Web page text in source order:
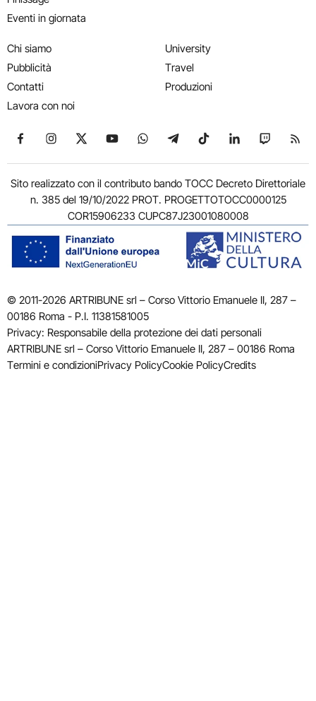
Eventi in giornata
Chi siamo
Pubblicità
Contatti
Lavora con noi
University
Travel
Produzioni
Seguici su Facebook
Seguici su Instagram
Seguici su X
Seguici su YouTube
Seguici su WhatsApp
Seguici su Telegram
Seguici su TikTok
Seguici su
Seguici
Sito realizzato con il contributo bando TOCC Decreto Direttoriale
n. 385 del 19/10/2022 PROT. PROGETTOTOCC0000125
COR15906233 CUPC87J23001080008
© 2011-2026 ARTRIBUNE srl – Corso Vittorio Emanuele II, 287 –
00186 Roma - P.I. 11381581005
Privacy: Responsabile della protezione dei dati personali
ARTRIBUNE srl – Corso Vittorio Emanuele II, 287 – 00186 Roma
Termini e condizioniPrivacy PolicyCookie PolicyCredits